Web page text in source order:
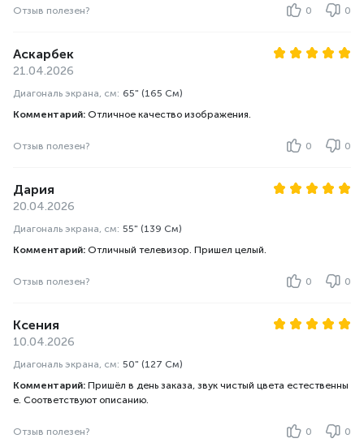
Отзыв полезен? 0 0
Аскарбек
21.04.2026
Диагональ экрана, см: 65" (165 См)
Комментарий: Отличное качество изображения.
Отзыв полезен? 0 0
Дария
20.04.2026
Диагональ экрана, см: 55" (139 См)
Комментарий: Отличный телевизор. Пришел целый.
Отзыв полезен? 0 0
Ксения
10.04.2026
Диагональ экрана, см: 50" (127 См)
Комментарий: Пришёл в день заказа, звук чистый цвета естественны
е. Соответствуют описанию.
Отзыв полезен? 0 0